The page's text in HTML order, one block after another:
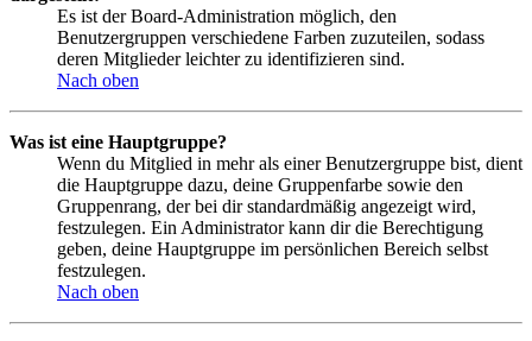
Es ist der Board-Administration möglich, den
Benutzergruppen verschiedene Farben zuzuteilen, sodass
deren Mitglieder leichter zu identifizieren sind.
Nach oben
Was ist eine Hauptgruppe?
Wenn du Mitglied in mehr als einer Benutzergruppe bist, dient
die Hauptgruppe dazu, deine Gruppenfarbe sowie den
Gruppenrang, der bei dir standardmäßig angezeigt wird,
festzulegen. Ein Administrator kann dir die Berechtigung
geben, deine Hauptgruppe im persönlichen Bereich selbst
festzulegen.
Nach oben